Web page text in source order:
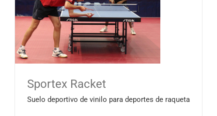
Sportex Racket
Suelo deportivo de vinilo para deportes de raqueta